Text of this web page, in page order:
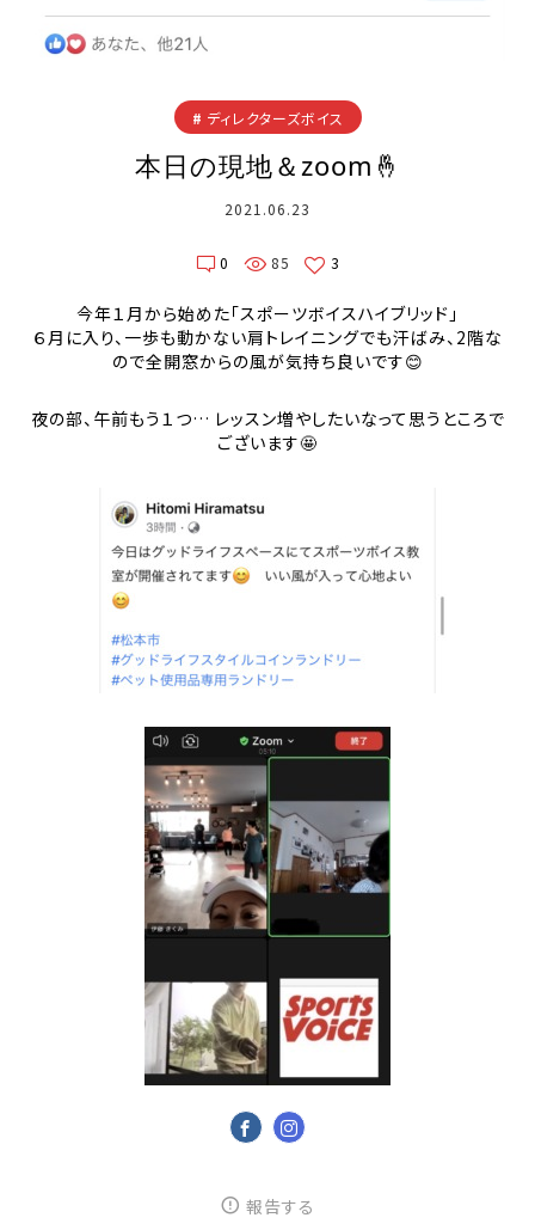
ディレクターズボイス
本日の現地＆zoom🤞
2021.06.23
0 85 3
今年１月から始めた「スポーツボイスハイブリッド」
６月に入り、一歩も動かない肩トレイニングでも汗ばみ、2階な
ので全開窓からの風が気持ち良いです😊
夜の部、午前もう１つ… レッスン増やしたいなって思うところで
ございます🤩
報告する